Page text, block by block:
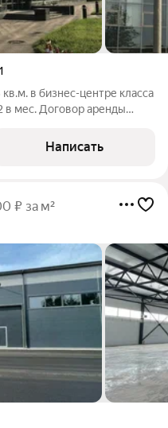
в бизнес-центре класса
в мес. Договор аренды
и комиссии
Написать
₽ за м²